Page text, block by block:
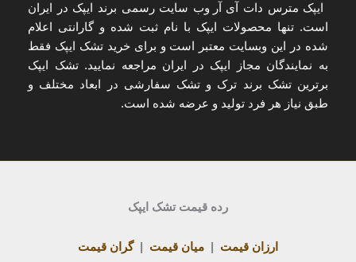
ایپک مترس دات آی آر وب سایت رسمی برند ایپک در ایران
است. تنها محصولات ایپک با نام ثبت شده و گارانتی اعلام
شده در این وبسایت معتبر است و برایخرید تشک ایپک فقط
به نمایندگان مجاز ایپک در ایران مراجعه نمایید. تشک ایپک
برترین تشک برند ترک و تشک سفارشی در ابعاد مختلف و
طبق نیاز هر فرد تولید و عرضه شده است.
رده قیمت تشک ایپک
ارزان قیمت میان قیمت |گران قیمت